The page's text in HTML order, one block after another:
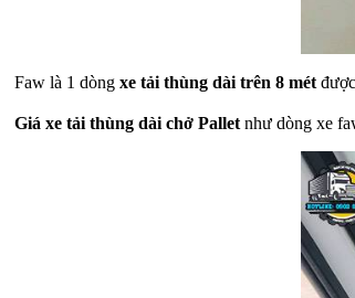
Faw là 1 dòngxe tải thùng dài trên 8 mét
Giá xe tải thùng dài chở Pallet như dòng xe